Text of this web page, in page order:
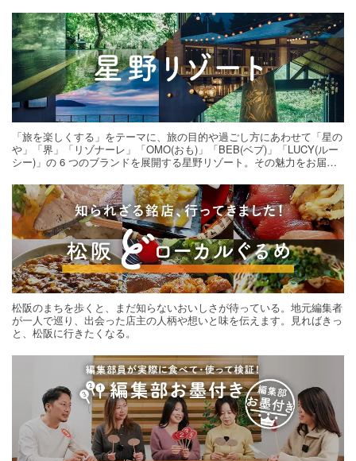
「旅を楽しくする」をテーマに、旅の目的や過ごし方にあわせて「星の
や」「界」「リゾナーレ」「OMO(おも)」「BEB(ベブ)」「LUCY(ルー
シー)」の 6 つのブランドを展開する星野リゾート。その魅力をお届け
松阪のまちを歩くと、まだ知らないおいしさが待っている。地元編集者
が一人で巡り、出会った店主の人柄や想いと味を伝えます。見ればきっ
と、松阪に行きたくなる。